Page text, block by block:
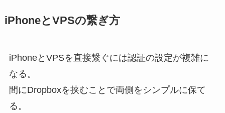
iPhoneとVPSの繋ぎ方
iPhoneとVPSを直接繋ぐには認証の設定が複雑に
なる。
間にDropboxを挟むことで両側をシンプルに保て
る。